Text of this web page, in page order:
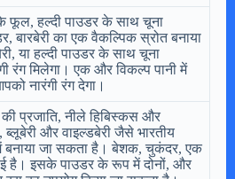
हल्दी पाउडर के साथ चूना
बारबेरी का एक वैकल्पिक स्रोत बनाया
या हल्दी पाउडर के साथ चूना
रंग मिलेगा। एक और विकल्प पानी में
नारंगी रंग देगा।
प्रजाति, नीले हिबिस्कस और
और वाइल्डबेरी जैसे भारतीय
बनाया जा सकता है। बेशक, चुकंदर, एक
है। इसके पाउडर के रूप में दोनों, और